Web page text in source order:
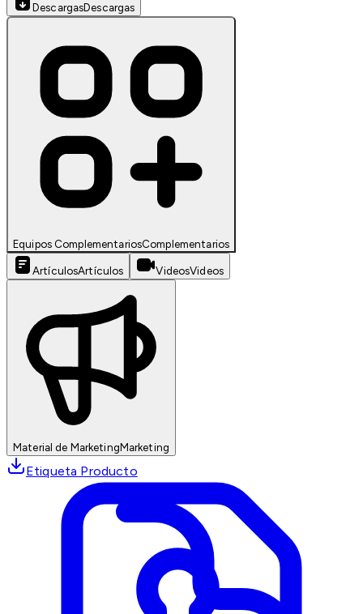
DescargasDescargas
Equipos ComplementariosComplementarios
ArtículosArtículos VideosVideos
Material de MarketingMarketing
Etiqueta Producto